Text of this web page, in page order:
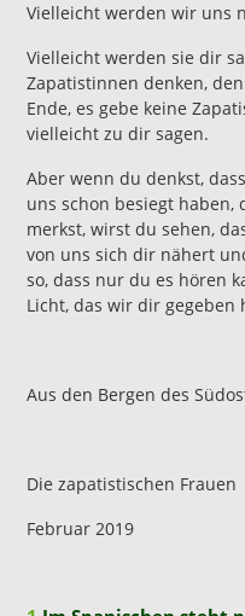
Vielleicht werden wir uns
Vielleicht werden sie dir
Zapatistinnen denken,
Ende, es gebe keine
vielleicht zu dir sagen.
Aber wenn du denkst,
uns schon besiegt haben,
merkst, wirst du sehen,
von uns sich dir nähert
so, dass nur du es hören
Licht, das wir dir gegeben
Aus den Bergen des
Die zapatistischen Frauen
Februar 2019